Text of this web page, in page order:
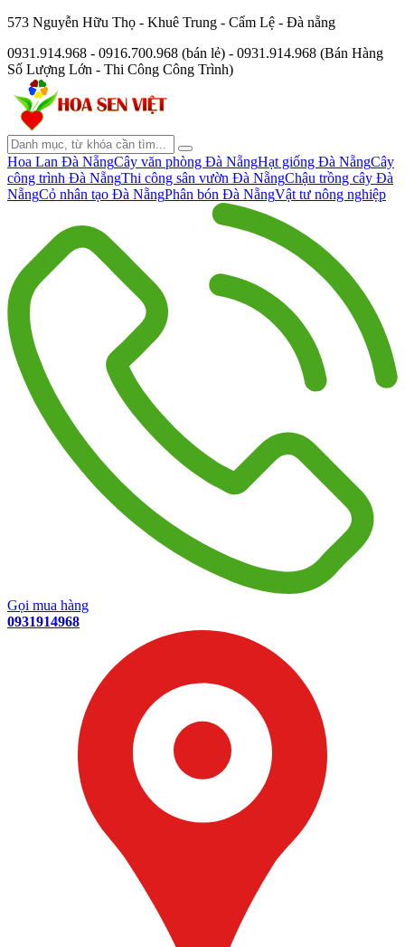
573 Nguyễn Hữu Thọ - Khuê Trung - Cẩm Lệ - Đà nẵng
0931.914.968 - 0916.700.968 (bán lẻ) - 0931.914.968 (Bán Hàng
Số Lượng Lớn - Thi Công Công Trình)
Hoa Lan Đà NẵngCây văn phòng Đà NẵngHạt giống Đà NẵngCây
công trình Đà NẵngThi công sân vườn Đà NẵngChậu trồng cây Đà
NẵngCỏ nhân tạo Đà NẵngPhân bón Đà NẵngVật tư nông nghiệp
Gọi mua hàng
0931914968